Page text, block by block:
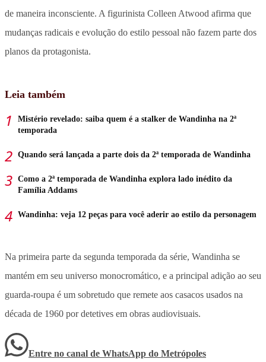
de maneira inconsciente. A figurinista Colleen Atwood afirma que
mudanças radicais e evolução do estilo pessoal não fazem parte dos
planos da protagonista.
Leia também
Mistério revelado: saiba quem é a stalker de Wandinha na 2ª
temporada
Quando será lançada a parte dois da 2ª temporada de Wandinha
Como a 2ª temporada de Wandinha explora lado inédito da
Família Addams
Wandinha: veja 12 peças para você aderir ao estilo da personagem
Na primeira parte da segunda temporada da série, Wandinha se
mantém em seu universo monocromático, e a principal adição ao seu
guarda-roupa é um sobretudo que remete aos casacos usados na
década de 1960 por detetives em obras audiovisuais.
Entre no canal de WhatsApp do Metrópoles